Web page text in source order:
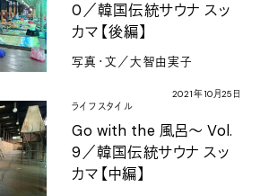
0 ／韓国伝統サウナ スッ
カマ【後編】
写真・文／大智由実子
2021年10月25 日
ライフスタイル
Go with the 風呂〜 Vol.
9 ／韓国伝統サウナ スッ
カマ【中編】